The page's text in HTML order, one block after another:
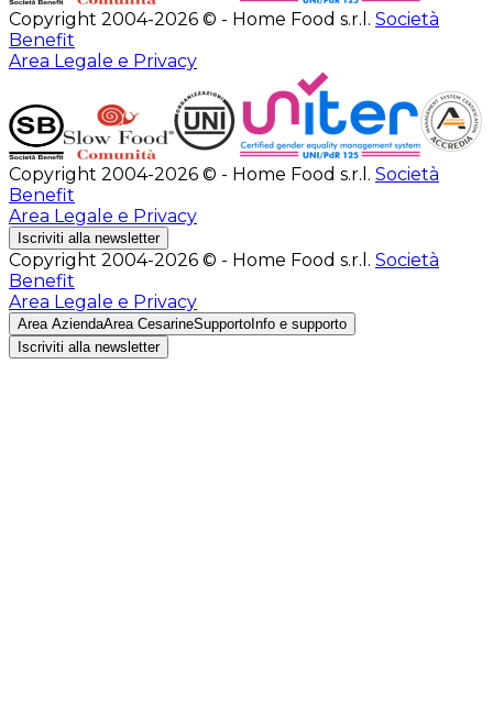
Copyright 2004-2026 © - Home Food s.r.l. Società
Benefit
Area Legale e Privacy
Copyright 2004-2026 © - Home Food s.r.l. Società
Benefit
Area Legale e Privacy
Iscriviti alla newsletter
Copyright 2004-2026 © - Home Food s.r.l. Società
Benefit
Area Legale e Privacy
Area AziendaArea CesarineSupporto Info e supporto
Iscriviti alla newsletter